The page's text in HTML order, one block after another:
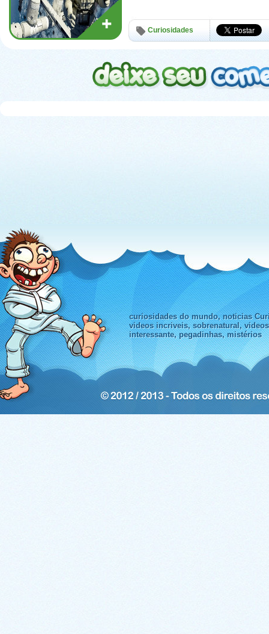
Curiosidades
curiosidades do mundo, noticias
videos incriveis, sobrenatural,
interessante, pegadinhas, mistérios